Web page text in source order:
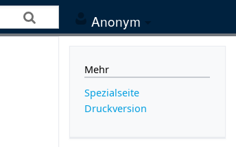
Anonym
Mehr
Spezialseite
Druckversion